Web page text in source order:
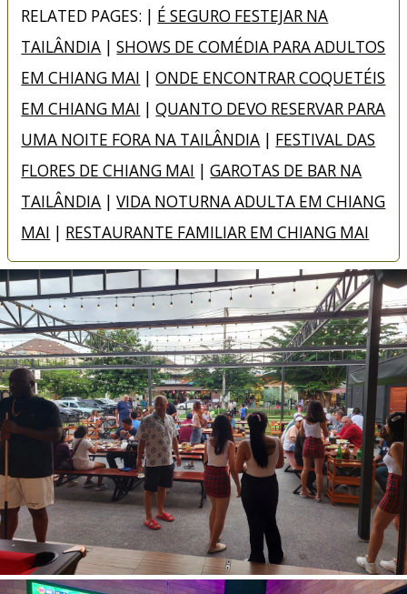
RELATED PAGES: | É SEGURO FESTEJAR NA
TAILÂNDIA |SHOWS DE COMÉDIA PARA ADULTOS
EM CHIANG MAI |ONDE ENCONTRAR COQUETÉIS
EM CHIANG MAI |QUANTO DEVO RESERVAR PARA
UMA NOITE FORA NA TAILÂNDIA | FESTIVAL DAS
FLORES DE CHIANG MAI |GAROTAS DE BAR NA
TAILÂNDIA |VIDA NOTURNA ADULTA EM CHIANG
MAI | RESTAURANTE FAMILIAR EM CHIANG MAI